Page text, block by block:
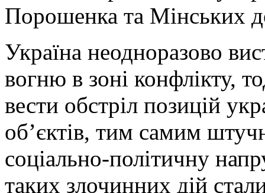
Порошенка та Мінських
Україна неодноразово
вогню в зоні конфлікту,
вести обстріл позицій
об’єктів, тим самим
соціально-політичну
таких злочинних дій